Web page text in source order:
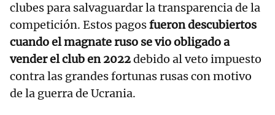
clubes para salvaguardar la transparencia de la
competición. Estos pagosfueron descubiertos
cuando el magnate ruso se vio obligado a
vender el club en 2022debido al veto impuesto
contra las grandes fortunas rusas con motivo
de la guerra de Ucrania.